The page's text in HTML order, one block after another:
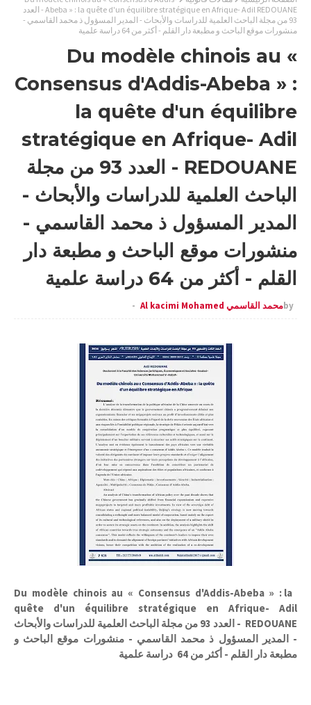
Abeba » : la quête d'un équilibre stratégique en Afrique- Adil REDOUANE - العدد
93 من مجلة الباحث العلمية للدراسات والأبحاث - المدير المسؤول ذ محمد القاسمي -
منشورات موقع الباحث و مطبعة دار القلم - أكثر من 64 دراسة علمية
Du modèle chinois au «
Consensus d'Addis-Abeba » :
la quête d'un équilibre
stratégique en Afrique- Adil
REDOUANE - العدد 93 من مجلة
الباحث العلمية للدراسات والأبحاث -
المدير المسؤول ذ محمد القاسمي -
منشورات موقع الباحث و مطبعة دار
القلم - أكثر من 64 دراسة علمية
byمحمد القاسمي Al kacimi Mohamed
Du modèle chinois au « Consensus d'Addis-Abeba » : la
quête d'un équilibre stratégique en Afrique- Adil
REDOUANE - العدد 93 من مجلة الباحث العلمية للدراسات والأبحاث
- المدير المسؤول ذ محمد القاسمي - منشورات موقع الباحث و
مطبعة دار القلم - أكثر من 64 دراسة علمية